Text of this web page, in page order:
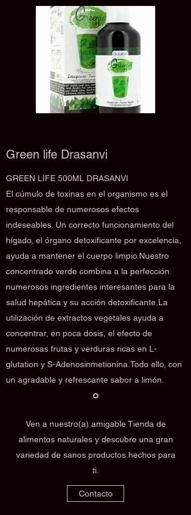
Ven a nuestro(a) amigable Tienda de
alimentos naturales y descubre una gran
variedad de sanos productos hechos para
ti.
Contacto
Green life Drasanvi
GREEN LIFE 500ML DRASANVI
El cúmulo de toxinas en el organismo es el
responsable de numerosos efectos
indeseables. Un correcto funcionamiento del
hígado, el órgano detoxificante por excelencia,
ayuda a mantener el cuerpo limpio.Nuestro
concentrado verde combina a la perfección
numerosos ingredientes interesantes para la
salud hepática y su acción detoxificante.La
utilización de extractos vegetales ayuda a
concentrar, en poca dosis, el efecto de
numerosas frutas y verduras ricas en L-
glutation y S-Adenosinmetionina.Todo ello, con
un agradable y refrescante sabor a limón.